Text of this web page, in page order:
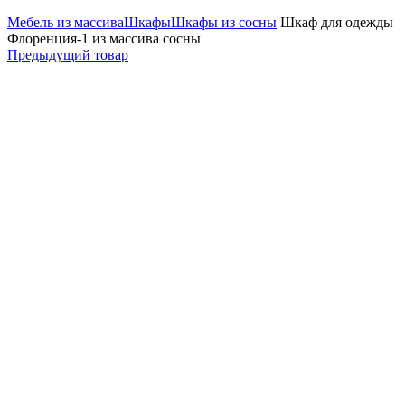
Мебель из массиваШкафыШкафы из сосны Шкаф для одежды
Флоренция-1 из массива сосны
Предыдущий товар